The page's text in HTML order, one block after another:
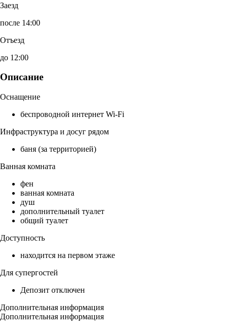
Заезд
после 14:00
Отъезд
до 12:00
Описание
Оснащение
беспроводной интернет Wi-Fi
Инфраструктура и досуг рядом
баня (за территорией)
Ванная комната
фен
ванная комната
душ
дополнительный туалет
общий туалет
Доступность
находится на первом этаже
Для супергостей
Депозит отключен
Дополнительная информация
Дополнительная информация